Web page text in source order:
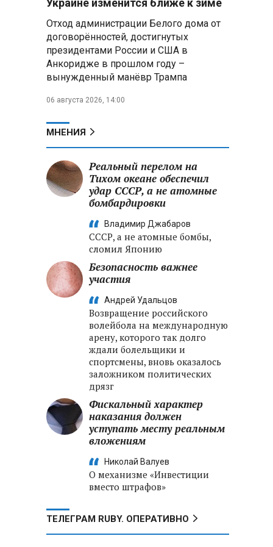
Президент Алжира готовится
к визиту в Беларусь — МИД
Алжира
300 жителей Курской области,
неизвестной
Второй энергоблок БелАЭС
вновь вышел на номинальную
мощность после диагностики
оборудования
Украине изменится ближе к зиме
Отход администрации Белого дома от
договорённостей, достигнутых
президентами России и США в
Анкоридже в прошлом году –
вынужденный манёвр Трампа
06 августа 2026, 14:00
МНЕНИЯ
Реальный перелом на
Тихом океане обеспечил
удар СССР, а не атомные
бомбардировки
Владимир Джабаров
СССР, а не атомные бомбы,
сломил Японию
Безопасность важнее
участия
Андрей Удальцов
Возвращение российского
волейбола на международную
арену, которого так долго
ждали болельщики и
спортсмены, вновь оказалось
заложником политических
дрязг
Фискальный характер
наказания должен
уступать месту реальным
вложениям
Николай Валуев
О механизме «Инвестиции
вместо штрафов»
ТЕЛЕГРАМ RUBY. ОПЕРАТИВНО